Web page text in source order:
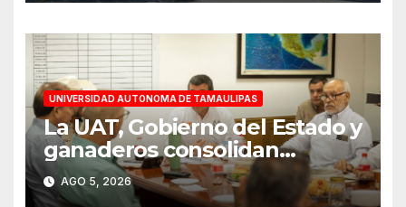
UNIVERSIDAD AUTONOMA DE TAMAULIPAS
La UAT, Gobierno del Estado y
ganaderos consolidan
proyecto “Carne Tam”
AGO 5, 2026